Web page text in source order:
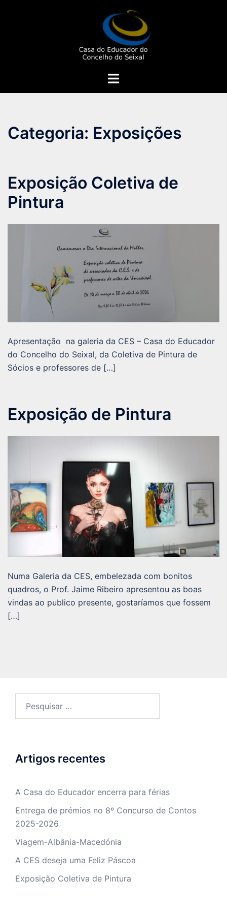
Alternar
Categoria: Exposições
Exposição Coletiva de
Pintura
Apresentação na galeria da CES – Casa do Educador
do Concelho do Seixal, da Coletiva de Pintura de
Sócios e professores de […]
Exposição de Pintura
Numa Galeria da CES, embelezada com bonitos
quadros, o Prof. Jaime Ribeiro apresentou as boas
vindas ao publico presente, gostaríamos que fossem
[…]
Artigos recentes
A Casa do Educador encerra para férias
Entrega de prémios no 8º Concurso de Contos
2025-2026
Viagem-Albânia-Macedónia
A CES deseja uma Feliz Páscoa
Exposição Coletiva de Pintura